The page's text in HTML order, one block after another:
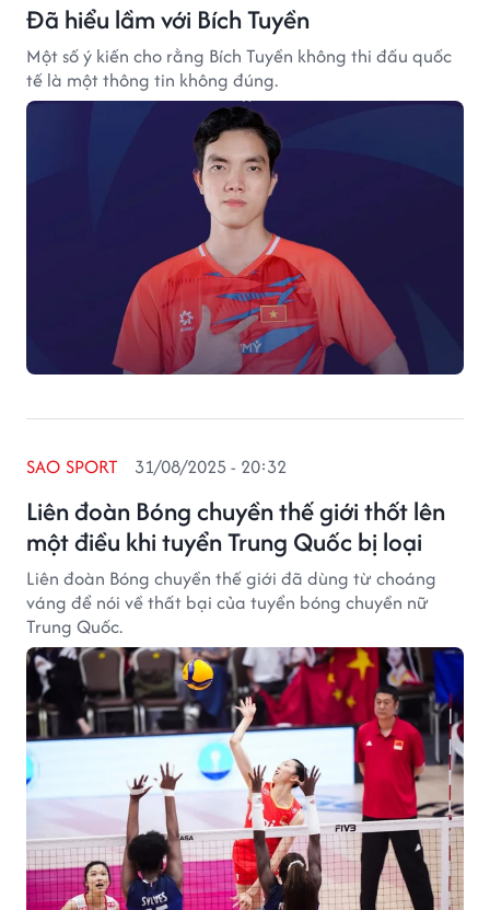
Đã hiểu lầm với Bích Tuyền
Một số ý kiến cho rằng Bích Tuyền không thi đấu quốc
tế là một thông tin không đúng.
Liên đoàn Bóng chuyền thế giới thốt lên
một điều khi tuyển Trung Quốc bị loại
SAO SPORT 31/08/2025 - 20:32
Liên đoàn Bóng chuyền thế giới đã dùng từ choáng
váng để nói về thất bại của tuyển bóng chuyền nữ
Trung Quốc.